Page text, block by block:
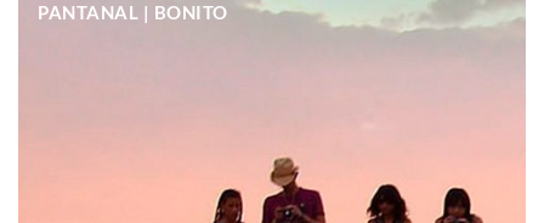
PANTANAL | BONITO